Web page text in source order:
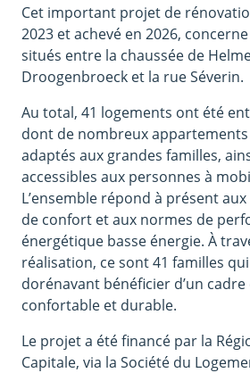
Cet important projet de
2023 et achevé en 2026,
situés entre la chaussée de
Droogenbroeck et la rue Séverin.
Au total, 41 logements ont été
dont de nombreux appartements
adaptés aux grandes familles,
accessibles aux personnes à
L’ensemble répond à présent
de confort et aux normes de
énergétique basse énergie. À
réalisation, ce sont 41 familles
dorénavant bénéficier d’un
confortable et durable.
Le projet a été financé par la
Capitale, via la Société du